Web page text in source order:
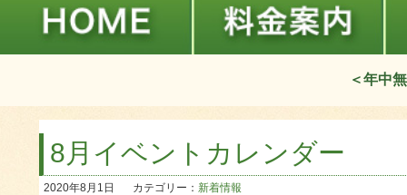
＜年中
8月イベントカレンダー
2020年8月1日 カテゴリー： 新着情報